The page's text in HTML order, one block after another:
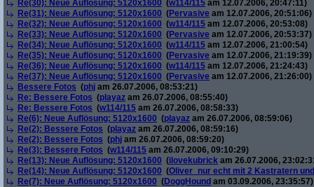
Re(30): Neue Auflösung: 5120x1600 (w114/115 am 12.07.2006, 20:47:11)
Re(31): Neue Auflösung: 5120x1600 (Pervasive am 12.07.2006, 20:51:06)
Re(32): Neue Auflösung: 5120x1600 (w114/115 am 12.07.2006, 20:53:08)
Re(33): Neue Auflösung: 5120x1600 (Pervasive am 12.07.2006, 20:53:37)
Re(34): Neue Auflösung: 5120x1600 (w114/115 am 12.07.2006, 21:00:54)
Re(35): Neue Auflösung: 5120x1600 (Pervasive am 12.07.2006, 21:19:39)
Re(36): Neue Auflösung: 5120x1600 (w114/115 am 12.07.2006, 21:24:43)
Re(37): Neue Auflösung: 5120x1600 (Pervasive am 12.07.2006, 21:26:00)
Bessere Fotos (phj am 26.07.2006, 08:53:21)
Re: Bessere Fotos (playaz am 26.07.2006, 08:55:40)
Re: Bessere Fotos (w114/115 am 26.07.2006, 08:58:33)
Re(6): Neue Auflösung: 5120x1600 (playaz am 26.07.2006, 08:59:06)
Re(2): Bessere Fotos (playaz am 26.07.2006, 08:59:16)
Re(2): Bessere Fotos (phj am 26.07.2006, 08:59:20)
Re(3): Bessere Fotos (w114/115 am 26.07.2006, 09:10:29)
Re(13): Neue Auflösung: 5120x1600 (ilovekubrick am 26.07.2006,
Re(14): Neue Auflösung: 5120x1600 (Oliver_nur echt mit 2 Kastratern
Re(7): Neue Auflösung: 5120x1600 (DoggHound am 03.09.2006, 23:35:57)